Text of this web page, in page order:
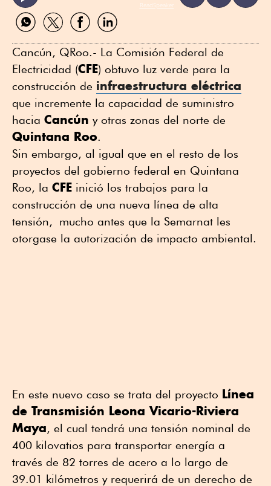
ReadSpeaker
Compartir
por
Compartir
por
Compartir
por
Compartir
por
Cancún, QRoo.- La Comisión Federal de
Electricidad (CFE) obtuvo luz verde para la
construcción de infraestructura eléctrica
que incremente la capacidad de suministro
hacia Cancún y otras zonas del norte de
Quintana Roo.
Sin embargo, al igual que en el resto de los
proyectos del gobierno federal en Quintana
Roo, la CFE inició los trabajos para la
construcción de una nueva línea de alta
tensión, mucho antes que la Semarnat les
otorgase la autorización de impacto ambiental.
En este nuevo caso se trata del proyecto Línea
de Transmisión Leona Vicario-Riviera
Maya, el cual tendrá una tensión nominal de
400 kilovatios para transportar energía a
través de 82 torres de acero a lo largo de
39.01 kilómetros y requerirá de un derecho de